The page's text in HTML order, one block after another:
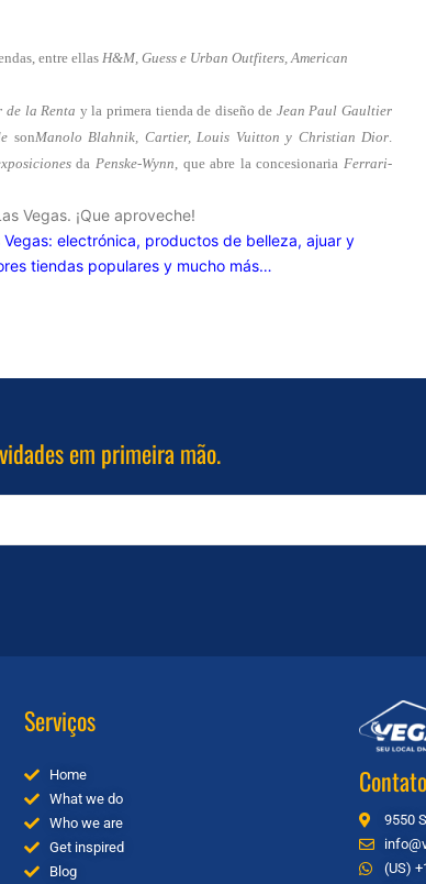
entre ellas H&M, Guess e Urban Outfiters, American
de la Renta y la primera tienda de diseño de Jean Paul Gaultier
sonManolo Blahnik, Cartier, Louis Vuitton y Christian Dior.
da Penske-Wynn, que abre la concesionariaFerrari-
Vegas. ¡Que aproveche!
electrónica, productos de belleza, ajuar y
tiendas populares y mucho más…
em primeira mão.
Serviços
Home
What we do
Who we are
Get inspired
Blog
9550
(US)